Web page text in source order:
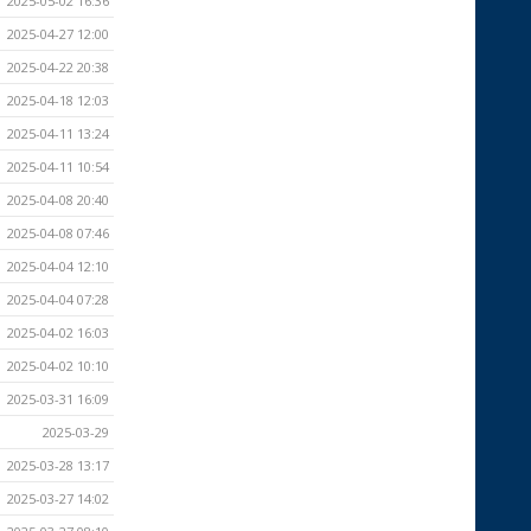
2025-04-27 12:00
2025-04-22 20:38
2025-04-18 12:03
2025-04-11 13:24
2025-04-11 10:54
2025-04-08 20:40
2025-04-08 07:46
2025-04-04 12:10
2025-04-04 07:28
2025-04-02 16:03
2025-04-02 10:10
2025-03-31 16:09
2025-03-29
2025-03-28 13:17
2025-03-27 14:02